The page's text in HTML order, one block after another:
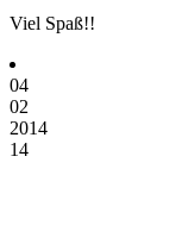
Viel Spaß!!
04
02
2014
14